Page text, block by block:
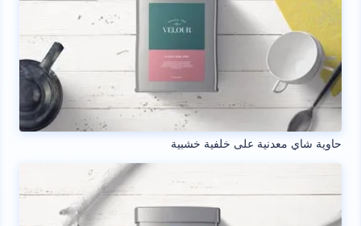
حاوية شاي معدنية على خلفية خشبية